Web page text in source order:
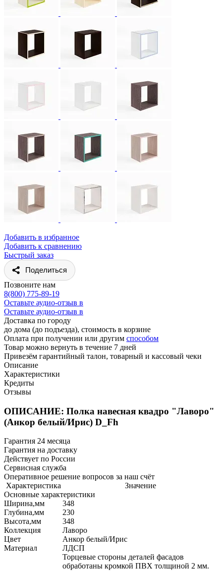
Добавить в избранное
Добавить к сравнению
Быстрый заказ
Поделиться
Позвоните нам
8(800) 775-89-19
Оставьте аудио-отзыв в
Оставьте аудио-отзыв в
Доставка по городу
до дома (до подъезда), стоимость в корзине
Оплата при получении или другим способом
Товар можно вернуть в течение 7 дней
Привезём гарантийный талон, товарный и кассовый чеки
Описание
Характеристики
Кредиты
Отзывы
ОПИСАНИЕ: Полка навесная квадро "Лаворо"
(Анкор белый/Ирис) D_Fh
Гарантия 24 месяца
Гарантия на доставку
Действует по России
Сервисная служба
Оперативное решение вопросов за наш счёт
Характеристика
Значение
Основные характеристики
Ширина,мм
348
Глубина,мм
230
Высота,мм
348
Коллекция
Лаворо
Цвет
Анкор белый/Ирис
Материал
ЛДСП
Торцевые стороны деталей фасадов
обработаны кромкой ПВХ толщиной 2 мм.